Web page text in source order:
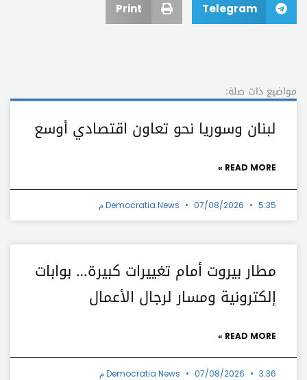
Telegram
Print
مواضيع ذات صلة:
لبنان وسوريا نحو تعاون اقتصادي أوسع
READ MORE »
Democratia News 07/08/2026 5:35 م
مطار بيروت أمام تغييرات كبيرة… بوابات
إلكترونية ومسار لرجال الأعمال
READ MORE »
Democratia News 07/08/2026 3:36 م